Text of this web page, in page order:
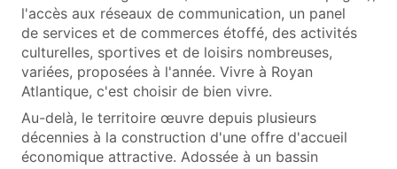
l'accès aux réseaux de communication, un panel
de services et de commerces étoffé, des activités
culturelles, sportives et de loisirs nombreuses,
variées, proposées à l'année. Vivre à Royan
Atlantique, c'est choisir de bien vivre.
Au-delà, le territoire œuvre depuis plusieurs
décennies à la construction d'une offre d'accueil
économique attractive. Adossée à un bassin